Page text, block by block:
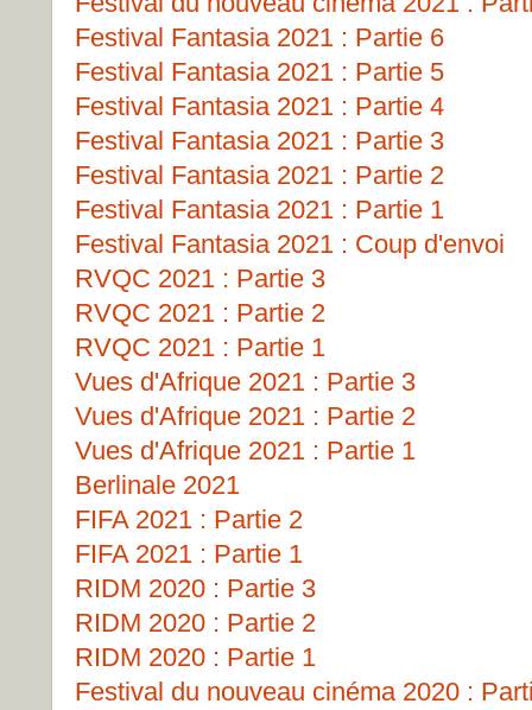
Festival Fantasia 2021 : Partie 6
Festival Fantasia 2021 : Partie 5
Festival Fantasia 2021 : Partie 4
Festival Fantasia 2021 : Partie 3
Festival Fantasia 2021 : Partie 2
Festival Fantasia 2021 : Partie 1
Festival Fantasia 2021 : Coup d'envoi
RVQC 2021 : Partie 3
RVQC 2021 : Partie 2
RVQC 2021 : Partie 1
Vues d'Afrique 2021 : Partie 3
Vues d'Afrique 2021 : Partie 2
Vues d'Afrique 2021 : Partie 1
Berlinale 2021
FIFA 2021 : Partie 2
FIFA 2021 : Partie 1
RIDM 2020 : Partie 3
RIDM 2020 : Partie 2
RIDM 2020 : Partie 1
Festival du nouveau cinéma 2020 :